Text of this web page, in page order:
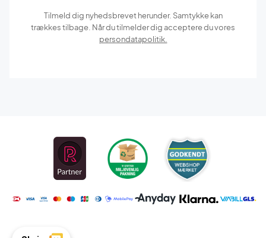
Tilmeld dig nyhedsbrevet herunder. Samtykke kan
trækkes tilbage. Når du tilmelder dig acceptere du vores
persondatapolitik.